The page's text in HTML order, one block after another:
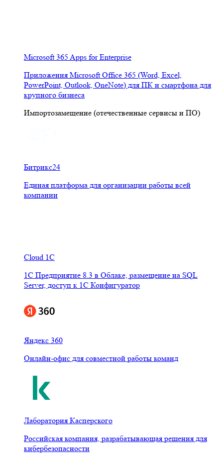
Microsoft 365 Apps for Enterprise
Приложения Microsoft Office 365 (Word, Excel,
PowerPoint, Outlook, OneNote) для ПК и смартфона для
крупного бизнеса
Импортозамещение (отечественные сервисы и ПО)
Битрикс24
Единая платформа для организации работы всей
компании
Cloud 1C
1С Предприятие 8.3 в Облаке, размещение на SQL
Server, доступ к 1С Конфигуратор
Яндекс 360
Онлайн-офис для совместной работы команд
Лаборатория Касперского
Российская компания, разрабатывающая решения для
кибербезопасности